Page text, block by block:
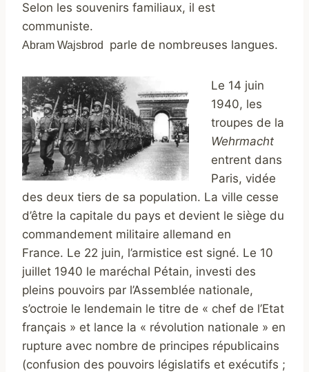
Selon les souvenirs familiaux, il est
communiste.
Abram Wajsbrod parle de nombreuses langues.
Le 14 juin
1940, les
troupes de la
Wehrmacht
entrent dans
Paris, vidée
des deux tiers de sa population. La ville cesse
d’être la capitale du pays et devient le siège du
commandement militaire allemand en
France. Le 22 juin, l’armistice est signé. Le 10
juillet 1940 le maréchal Pétain, investi des
pleins pouvoirs par l’Assemblée nationale,
s’octroie le lendemain le titre de « chef de l’Etat
français » et lance la « révolution nationale » en
rupture avec nombre de principes républicains
(confusion des pouvoirs législatifs et exécutifs ;